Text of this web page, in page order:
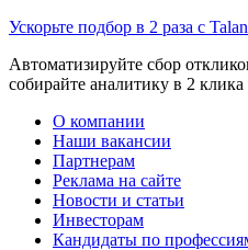
Ускорьте подбор в 2 раза с
Автоматизируйте сбор
собирайте аналитику в 2 клика
О компании
Наши вакансии
Партнерам
Реклама на сайте
Новости и статьи
Инвесторам
Кандидаты по